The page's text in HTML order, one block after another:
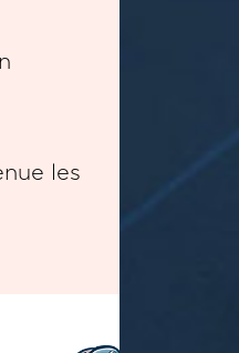
les